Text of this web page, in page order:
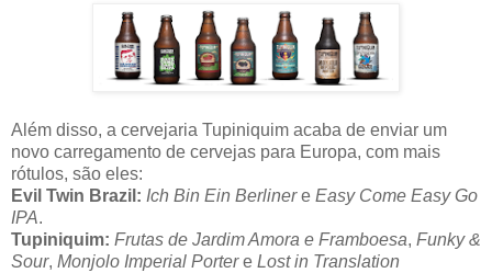
Além disso, a cervejaria Tupiniquim acaba de enviar um
novo carregamento de cervejas para Europa, com mais
rótulos, são eles:
Evil Twin Brazil: Ich Bin Ein Berlinere Easy Come Easy Go
IPA.
Tupiniquim: Frutas de Jardim Amora e Framboesa, Funky &
Sour, Monjolo Imperial Portere Lost in Translation